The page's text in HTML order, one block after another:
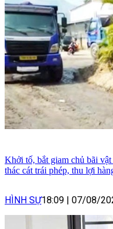
Khởi tố, bắt giam chủ bãi
thác cát trái phép, thu lợi
HÌNH SỰ18:09 07/08/